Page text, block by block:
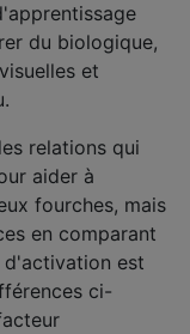
du biologique,
et
relations qui
aider à
fourches, mais
en comparant
est
ci-